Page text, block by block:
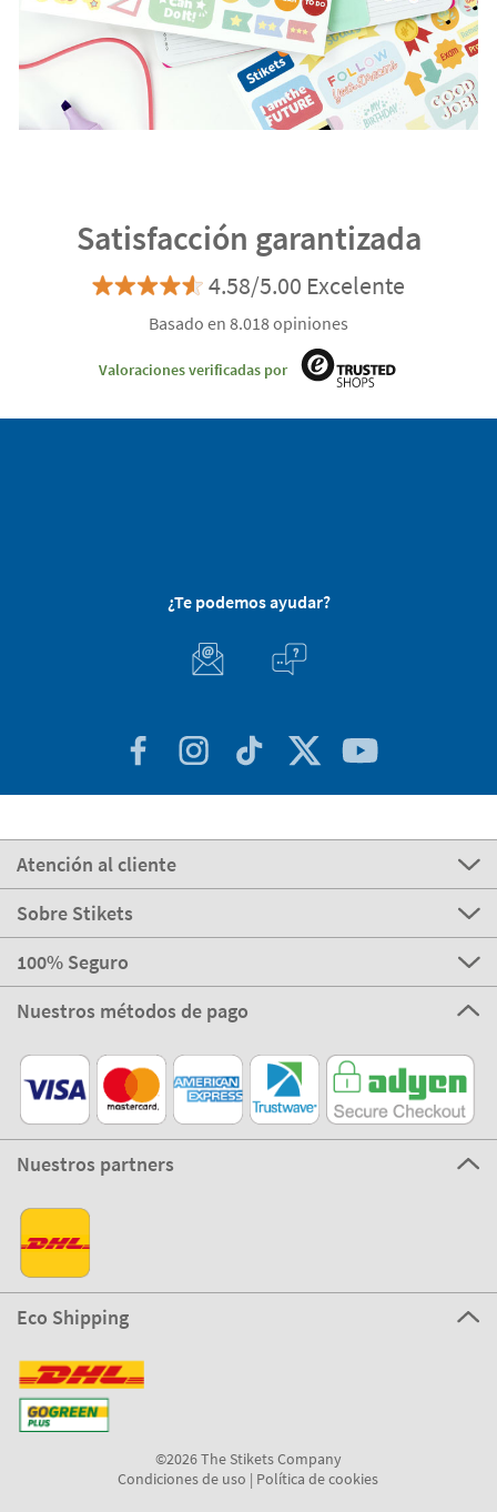
Satisfacción garantizada
4.58/5.00 Excelente
Basado en 8.018 opiniones
Valoraciones verificadas por
¿Te podemos ayudar?
Atención al cliente
Sobre Stikets
100% Seguro
Nuestros métodos de pago
Nuestros partners
Eco Shipping
©2026 The Stikets Company
Condiciones de uso | Política de cookies